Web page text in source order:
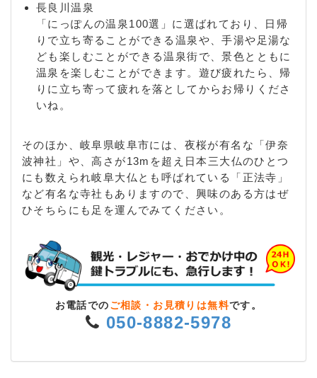
/ 正法寺町 / 城望町 / 昭和町 / 白木町 / 白菊町 / 銀町
/ 城前町 / 甚衛町 / 新興町 / 新栄町 / 新桜町 / 神明町
/ 瑞雲町 / 末広町 / 須賀 / 菅原町 / 杉山町 / 菅生 / 住
田町 / 住ノ江町 / 住吉町 / 駿河山 / 諏訪山 / 清 / 清本
町 / 千石町 / 千手堂中町 / 千手堂南町 / 千手堂北町 /
千畳敷 / 早田 / 早田大通 / 早田栄町 / 早田東町 / 早田
本町 / 早田町 / 曽我屋 / 大学西 / 大学北 / 大工町 / 大
門町 / 高尾町 / 高河原 / 高砂町 / 高田 / 高野町 / 鷹見
町 / 高森町 / 多賀町 / 田神 / 田神町 / 田生越町 / 竜田
町 / 田端町 / 玉井町 / 玉宮町 / 玉森町 / 太郎丸 / 太郎
丸樫木 / 太郎丸北浦 / 太郎丸北郷 / 太郎丸新屋敷 / 太
郎丸諏訪 / 太郎丸知之道 / 太郎丸中島 / 太郎丸野田 /
島宮町 / 千鳥町 / 茶屋新田 / 忠節三丁目南町 / 忠節町
/ 長者町 / 千代田町 / 司町 / 月丘町 / 月ノ会町 / 津島
町 / 椿洞 / 爪 / 鶴田町 / 鶴舞町 / 鶴見町 / 堤外 / 手力
町 / 徹明通 / 出屋敷 / 寺島町 / 寺田 / 寺町 / 天神町 /
天王町 / 問屋町 / 東栄町 / 東興町 / 道三町 / 常盤町 /
殿町 / 富沢町 / 外山 / 豊岡町 / 中 / 中鶉 / 中大桑町 /
長良川温泉
「にっぽんの温泉100選」に選ばれており、日帰
りで立ち寄ることができる温泉や、手湯や足湯な
ども楽しむことができる温泉街で、景色とともに
温泉を楽しむことができます。遊び疲れたら、帰
りに立ち寄って疲れを落としてからお帰りくださ
いね。
そのほか、岐阜県岐阜市には、夜桜が有名な「伊奈
波神社」や、高さが13mを超え日本三大仏のひとつ
にも数えられ岐阜大仏とも呼ばれている「正法寺」
など有名な寺社もありますので、興味のある方はぜ
ひそちらにも足を運んでみてください。
お電話での ご相談・お見積りは無料です。
050-8882-5978